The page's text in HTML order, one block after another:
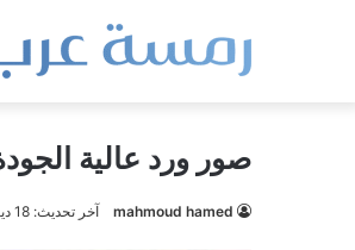
صور ورد عالية
mahmoud hamed آخر تحديث: 18 ديسمبر، 2020